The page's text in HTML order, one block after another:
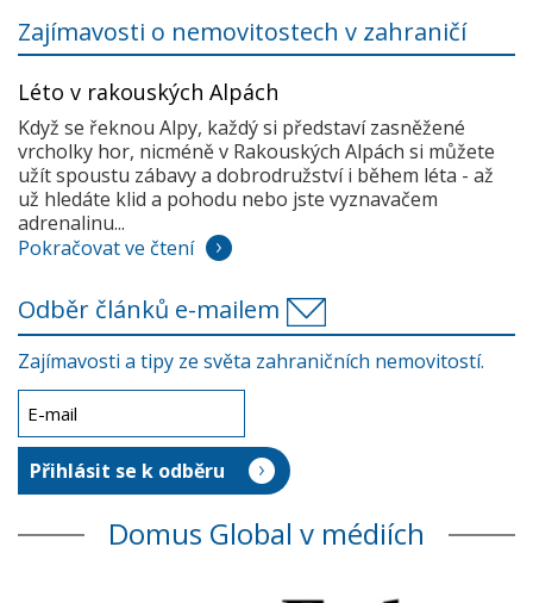
Zajímavosti o nemovitostech v zahraničí
Léto v rakouských Alpách
Když se řeknou Alpy, každý si představí zasněžené
vrcholky hor, nicméně v Rakouských Alpách si můžete
užít spoustu zábavy a dobrodružství i během léta - až
už hledáte klid a pohodu nebo jste vyznavačem
adrenalinu...
Pokračovat ve čtení
Odběr článků e-mailem
Zajímavosti a tipy ze světa zahraničních nemovitostí.
Domus Global v médiích